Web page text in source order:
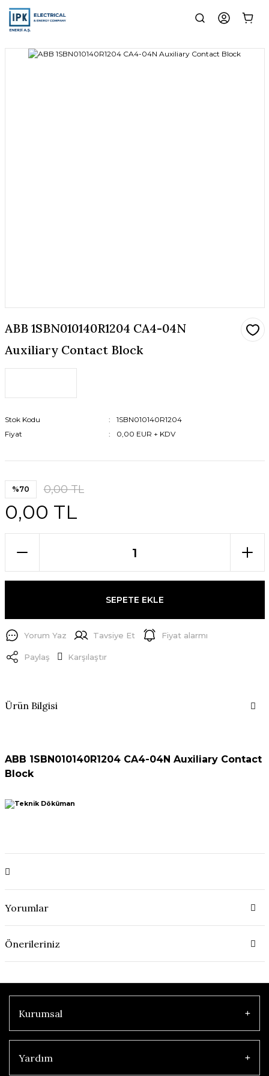
ABB 1SBN010140R1204 CA4-04N
Auxiliary Contact Block
Stok Kodu
1SBN010140R1204
Fiyat
0,00 EUR + KDV
%70 0,00 TL
0,00 TL
SEPETE EKLE
Yorum Yaz Tavsiye Et Fiyat alarmı
Paylaş Karşılaştır
Ürün Bilgisi
ABB 1SBN010140R1204 CA4-04N Auxiliary Contact
Block
Yorumlar
Önerileriniz
Kurumsal
Yardım